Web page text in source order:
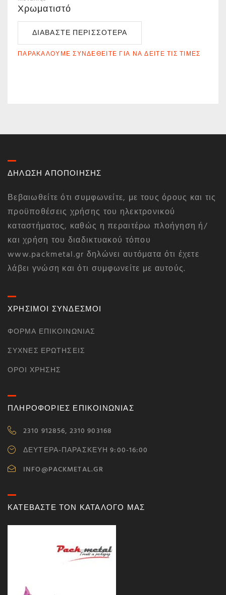
Χρωματιστό
ΔΙΑΒΆΣΤΕ ΠΕΡΙΣΣΌΤΕΡΑ
ΠΑΡΑΚΑΛΟΎΜΕ ΣΥΝΔΕΘΕΊΤΕ ΓΙΑ ΝΑ ΔΕΊΤΕ ΤΙΣ ΤΙΜΈΣ
ΔΗΛΩΣΗ ΑΠΟΠΟΙΗΣΗΣ
Βεβαιωθείτε ότι συμφωνείτε, με τους όρους και τις
προϋποθέσεις χρήσης του ηλεκτρονικού
καταστήματος, καθώς η περαιτέρω πλοήγηση ή/
και χρήση του διαδικτυακού τόπου
www.packmetal.gr δηλώνει αυτόματα ότι έχετε
λάβει γνώση και ότι συμφωνείτε με αυτούς.
ΧΡΗΣΙΜΟΙ ΣΥΝΔΕΣΜΟΙ
ΦΌΡΜΑ ΕΠΙΚΟΙΝΩΝΊΑΣ
ΣΥΧΝΈΣ ΕΡΩΤΉΣΕΙΣ
ΌΡΟΙ ΧΡΉΣΗΣ
ΠΛΗΡΟΦΟΡΙΕΣ ΕΠΙΚΟΙΝΩΝΙΑΣ
2310 912856, 2310 903168
ΔΕΥΤΕΡΑ-ΠΑΡΑΣΚΕΥΗ 9:00-16:00
INFO@PACKMETAL.GR
ΚΑΤΕΒΑΣΤΕ ΤΟΝ ΚΑΤΑΛΟΓΟ ΜΑΣ